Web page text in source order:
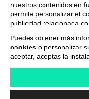
QUIENES SOMOS
TERMINOS Y
nuestros contenidos en
permite personalizar el
publicidad relacionada
Puedes obtener más
cookies o personalizar
aceptar, aceptas la